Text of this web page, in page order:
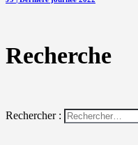
Recherche
Rechercher :